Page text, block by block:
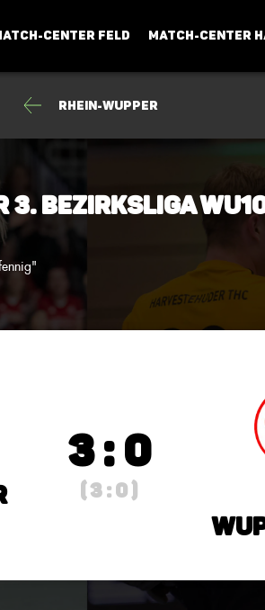
CENTER FELD MATCH-CENTER
Rhein-Wupper
3. Bezirksliga
3 : 0
( 3 : 0 )